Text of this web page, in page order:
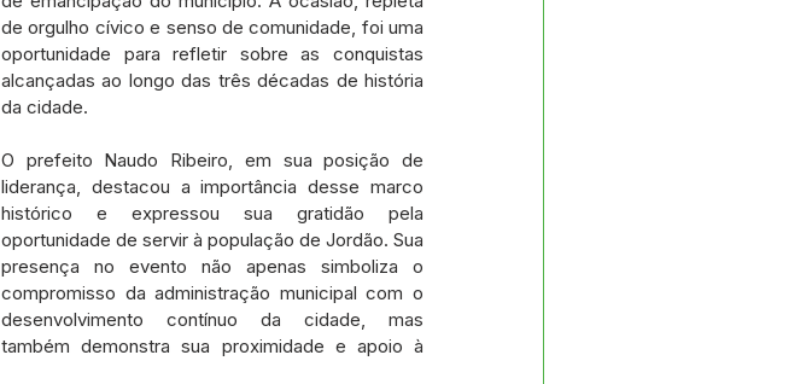
Aviso Saneamento Planejamento
de orgulho cívico e senso de comunidade, foi uma
oportunidade para refletir sobre as conquistas
alcançadas ao longo das três décadas de história
da cidade.
O prefeito Naudo Ribeiro, em sua posição de
liderança, destacou a importância desse marco
histórico e expressou sua gratidão pela
oportunidade de servir à população de Jordão. Sua
presença no evento não apenas simboliza o
compromisso da administração municipal com o
desenvolvimento contínuo da cidade, mas
também demonstra sua proximidade e apoio à